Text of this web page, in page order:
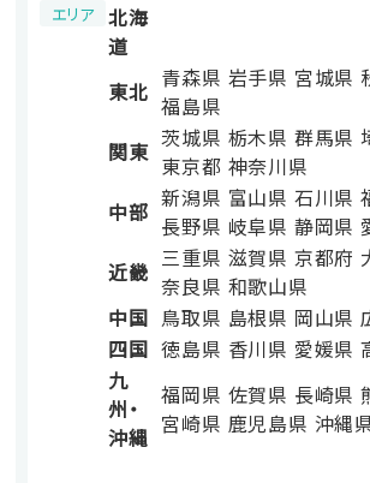
エリア
北海
道
東北 青森県 岩手県 宮城県
福島県
関東 茨城県 栃木県 群馬県
東京都 神奈川県
中部 新潟県 富山県 石川県
長野県 岐阜県 静岡県
近畿 三重県 滋賀県 京都府
奈良県 和歌山県
中国 鳥取県 島根県 岡山県
四国 徳島県 香川県 愛媛県
九
州・
沖縄
福岡県 佐賀県 長崎県
宮崎県 鹿児島県 沖縄